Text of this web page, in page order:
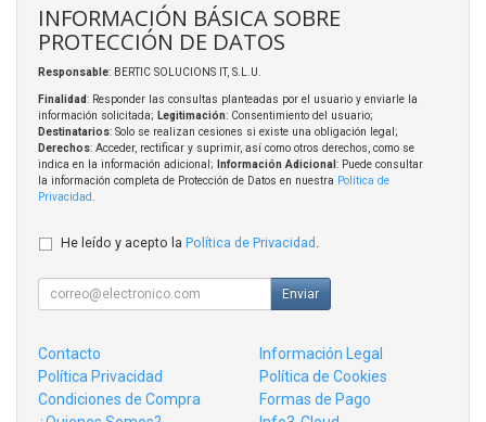
INFORMACIÓN BÁSICA SOBRE
PROTECCIÓN DE DATOS
Responsable: BERTIC SOLUCIONS IT, S.L.U.
Finalidad: Responder las consultas planteadas por el usuario y enviarle la
información solicitada; Legitimación: Consentimiento del usuario;
Destinatarios: Solo se realizan cesiones si existe una obligación legal;
Derechos: Acceder, rectificar y suprimir, así como otros derechos, como se
indica en la información adicional;
Información Adicional : Puede consultar
la información completa de Protección de Datos en nuestra Política de
Privacidad
He leído y acepto la Política de Privacidad
Enviar
Contacto
Información Legal
Política Privacidad
Política de Cookies
Condiciones de Compra
Formas de Pago